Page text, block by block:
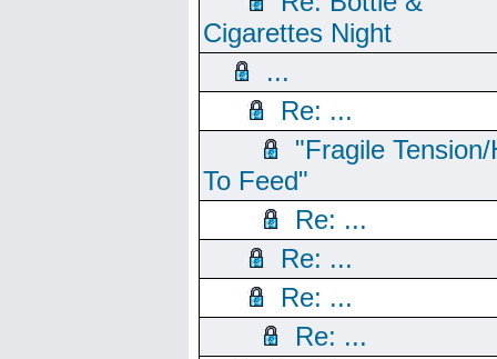
Cigarettes Night
...
Re: ...
"Fragile Tension/
To Feed"
Re: ...
Re: ...
Re: ...
Re: ...